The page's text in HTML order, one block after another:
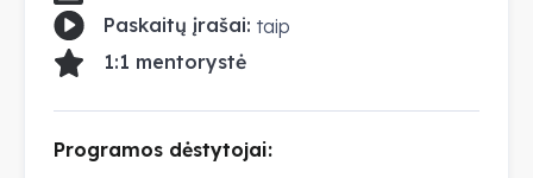
Paskaitų įrašai: taip
1:1 mentorystė
Programos dėstytojai: